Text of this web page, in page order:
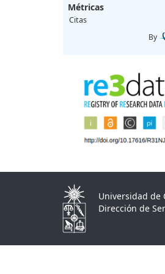
Métricas
Citas
By
Universidad de
Dirección de